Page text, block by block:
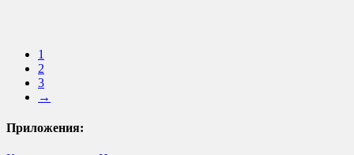
1
2
3
→
Приложения: